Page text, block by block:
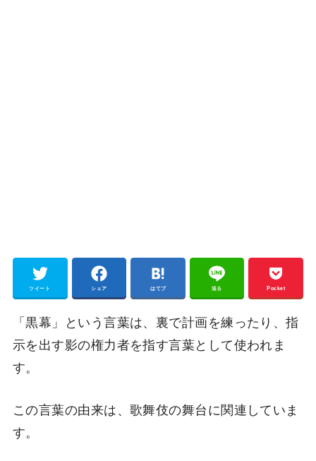
ツイート シェア はてブ 送る Pocket
「黒幕」という言葉は、裏で計画を練ったり、指
示を出す影の権力者を指す言葉として使われま
す。
この言葉の由来は、歌舞伎の舞台に関連していま
す。